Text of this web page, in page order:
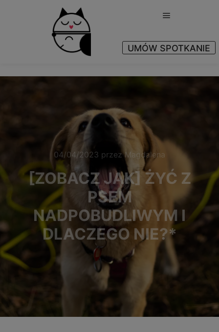
UMÓW SPOTKANIE
04/04/2023 przezMagdalena
[ZOBACZ JAK] ŻYĆ Z
PSEM
NADPOBUDLIWYM I
DLACZEGO NIE?*